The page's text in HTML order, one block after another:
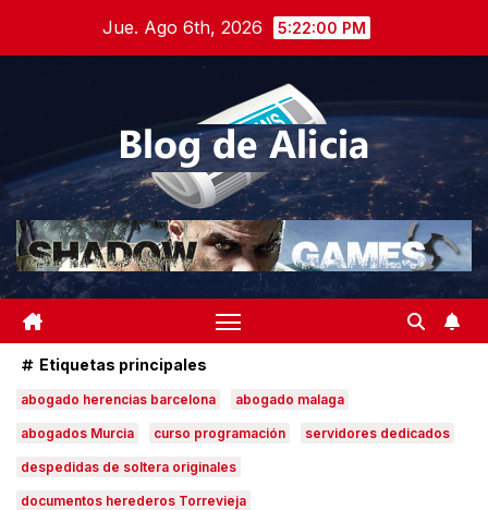
Jue. Ago 6th, 2026 5:22:01 PM
Etiquetas principales
abogado herencias barcelona abogado malaga
abogados Murcia curso programación servidores dedicados
despedidas de soltera originales
documentos herederos Torrevieja